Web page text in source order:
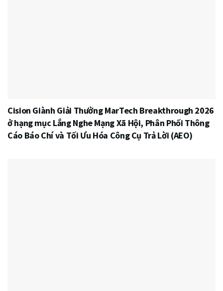
Cision Giành Giải Thưởng MarTech Breakthrough 2026
ở hạng mục Lắng Nghe Mạng Xã Hội, Phân Phối Thông
Cáo Báo Chí và Tối Ưu Hóa Công Cụ Trả Lời (AEO)